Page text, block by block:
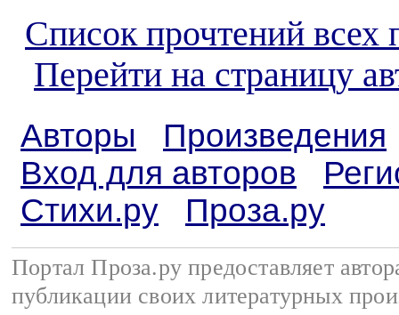
Список прочтений всех
Перейти на страницу
Авторы
Произведения
Вход для авторов
Стихи.ру
Проза.ру
Портал Проза.ру предоставляет
публикации своих литературных